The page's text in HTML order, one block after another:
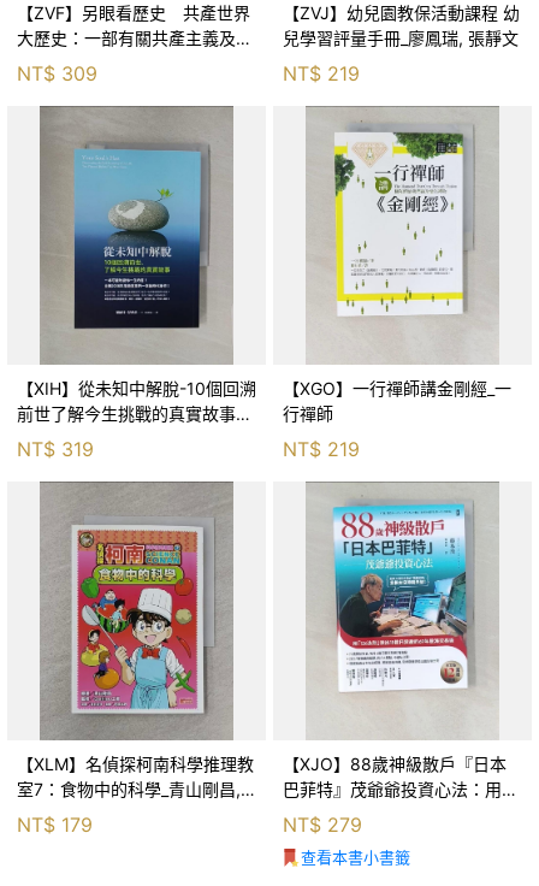
【ZVF】另眼看歷史 共產世界
大歷史：一部有關共產主義及共
產黨兩百年的興衰史_呂正理
NT$ 309
【ZVJ】幼兒園教保活動課程 幼
兒學習評量手冊_廖鳳瑞, 張靜文
NT$ 219
【XIH】從未知中解脫-10個回溯
前世了解今生挑戰的真實故事_
羅伯特．舒
NT$ 319
【XGO】一行禪師講金剛經_一
行禪師
NT$ 219
【XLM】名偵探柯南科學推理教
室7：食物中的科學_青山剛昌,
NT$ 179
【XJO】88歲神級散戶『日本
巴菲特』茂爺爺投資心法：用
「126法則」滾出18億円資產的
69年股海交易術_藤本茂, 賴惠
鈴
NT$ 279
查看本書小書籤